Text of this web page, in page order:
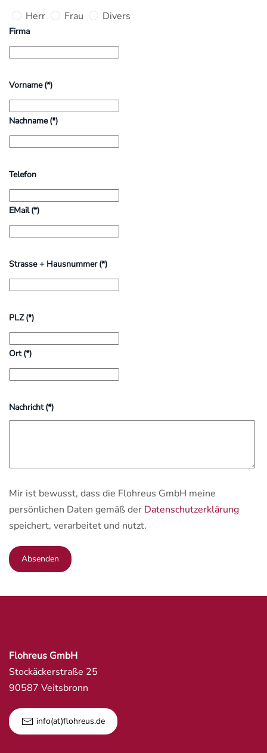
Herr Frau Divers
Firma
Vorname (*)
Nachname (*)
Telefon
EMail (*)
Strasse + Hausnummer (*)
PLZ (*)
Ort (*)
Nachricht (*)
Mir ist bewusst, dass die Flohreus GmbH meine
persönlichen Daten gemäß der Datenschutzerklärung
speichert, verarbeitet und nutzt.
Absenden
Flohreus GmbH
Stockäckerstraße 25
90587 Veitsbronn
info(at)flohreus.de